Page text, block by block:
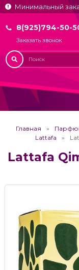
Минимальный
8(925)794-50-
Заказать звонок
Главная
Lattafa
Lattafa